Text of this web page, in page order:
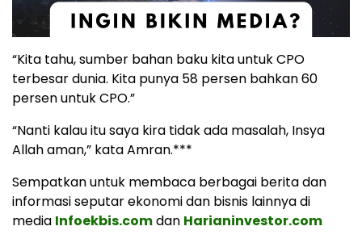
“Kita tahu, sumber bahan baku kita untuk CPO
terbesar dunia. Kita punya 58 persen bahkan 60
persen untuk CPO.”
“Nanti kalau itu saya kira tidak ada masalah, Insya
Allah aman,” kata Amran.***
Sempatkan untuk membaca berbagai berita dan
informasi seputar ekonomi dan bisnis lainnya di
media Infoekbis.comdan Harianinvestor.com